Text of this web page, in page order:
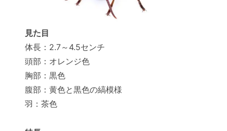
見た目
体長：2.7～4.5センチ
頭部：オレンジ色
胸部：黒色
腹部：黄色と黒色の縞模様
羽：茶色